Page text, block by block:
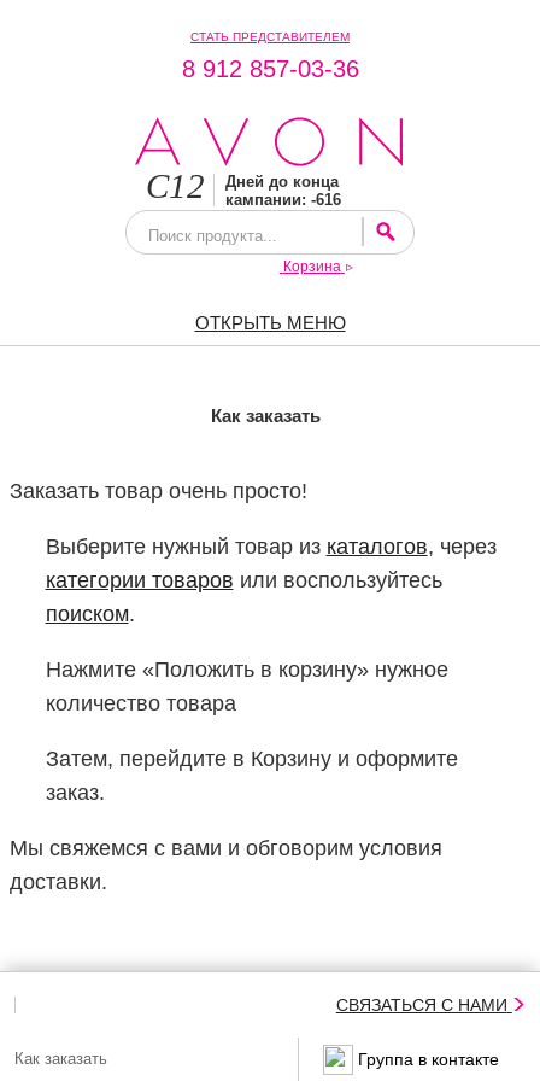
СТАТЬ ПРЕДСТАВИТЕЛЕМ
8 912 857-03-36
C12
Дней до конца
кампании: -616
КАТАЛОГА
Корзина
ОТКРЫТЬ МЕНЮ
Как заказать
Заказать товар очень просто!
Выберите нужный товар из каталогов, через
категории товаров или воспользуйтесь
поиском.
Нажмите «Положить в корзину» нужное
количество товара
Затем, перейдите в Корзину и оформите
заказ.
Мы свяжемся с вами и обговорим условия
доставки.
СВЯЗАТЬСЯ С НАМИ
Как заказать Группа в контакте